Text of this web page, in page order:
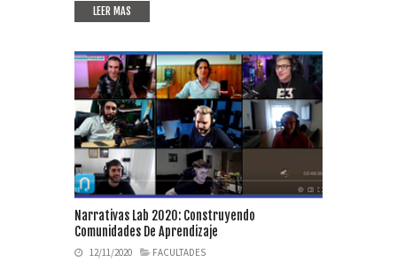
LEER MAS
Narrativas Lab 2020: Construyendo
Comunidades De Aprendizaje
12/11/2020 FACULTADES